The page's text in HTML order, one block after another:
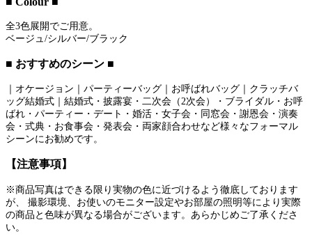
全3色展開でご用意。
ベージュ/シルバー/ブラック
■ おすすめのシーン ■
｜オケージョン｜パーティーバッグ｜お呼ばれバッグ｜クラッチバ
ッグ結婚式｜結婚式・披露宴・二次会（2次会）・ブライダル・お呼
ばれ・パーティー・デート・婚活・女子会・同窓会・謝恩会・演奏
会・式典・お食事会・発表会・両家顔合わせなど様々なフォーマル
シーンにお勧めです。
【注意事項】
※商品写真はできる限り実物の色に近づけるよう徹底しております
が、 撮影環境、お使いのモニター設定やお部屋の照明等により実際
の商品と色味が異なる場合がございます。あらかじめご了承くださ
い。